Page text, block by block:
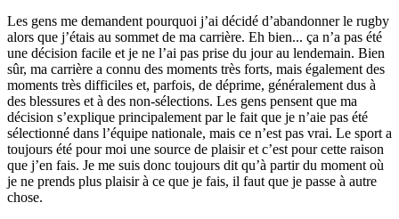
Les gens me demandent pourquoi j’ai décidé d’abandonner le rugby
alors que j’étais au sommet de ma carrière. Eh bien... ça n’a pas été
une décision facile et je ne l’ai pas prise du jour au lendemain. Bien
sûr, ma carrière a connu des moments très forts, mais également des
moments très difficiles et, parfois, de déprime, généralement dus à
des blessures et à des non-sélections. Les gens pensent que ma
décision s’explique principalement par le fait que je n’aie pas été
sélectionné dans l’équipe nationale, mais ce n’est pas vrai. Le sport a
toujours été pour moi une source de plaisir et c’est pour cette raison
que j’en fais. Je me suis donc toujours dit qu’à partir du moment où
je ne prends plus plaisir à ce que je fais, il faut que je passe à autre
chose.